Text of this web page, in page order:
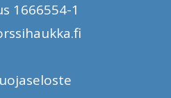
1666554-1